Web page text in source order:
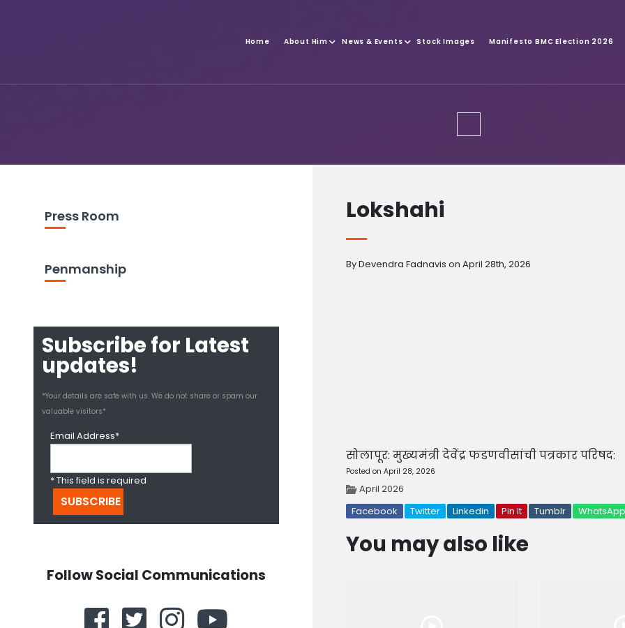
Home About Him News & Events Stock Images Manifesto BMC Election 2026
Press Room
Penmanship
Subscribe for Latest
updates!
*Your details are safe with us. We do not share or spam our
valuable visitors*
Email Address*
* This field is required
Follow Social Communications
Lokshahi
By Devendra Fadnavis on April 28th, 2026
सोलापूर: मुख्यमंत्री देवेंद्र फडणवीसांची पत्रकार परिषद:
Posted on April 28, 2026
April 2026
Facebook
Twitter Linkedin Pin It Tumblr WhatsApp
You may also like